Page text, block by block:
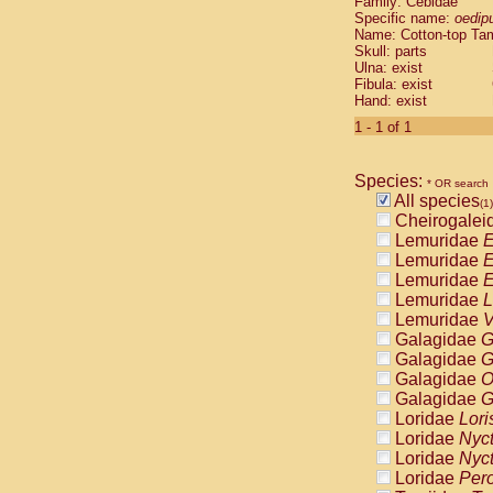
Cebidae
Cebidae
Cebidae
Cebidae
Cebidae
Cebidae
Cebidae
Cebidae
Cebidae
Cebidae
Cebidae
Cebidae
Atelidae
Atelidae
Atelidae
Atelidae
Atelidae
Atelidae
Atelidae
Atelidae
Atelidae
Atelidae
Pitheciidae
Specific name:
Name: Cotton-top
Skull: parts
Ulna: exist
Fibula: exist
Hand: exist
1 - 1 of 1
Species: * OR search
All species(1)
Lemuridae
Lemuridae
Lemuridae
Lemuridae
Lemuridae
Galagidae
Galagidae
Galagidae
Galagidae
Loridae
Loridae
Loridae
Loridae